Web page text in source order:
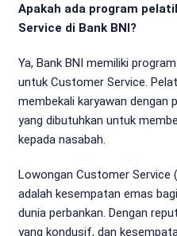
Apakah ada program
Service di Bank BNI?
Ya, Bank BNI memiliki
untuk Customer Service.
membekali karyawan dengan
yang dibutuhkan untuk
kepada nasabah.
Lowongan Customer Service
adalah kesempatan emas
dunia perbankan. Dengan
yang kondusif, dan